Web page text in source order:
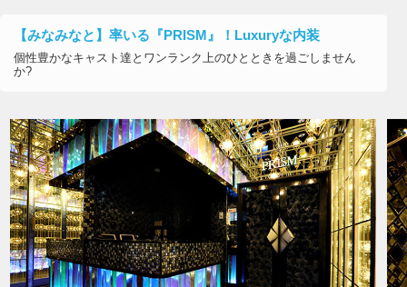
【みなみなと】率いる『PRISM』！Luxuryな内装
個性豊かなキャスト達とワンランク上のひとときを過ごしません
か?